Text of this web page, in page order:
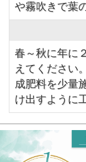
や霧吹きで葉
春～秋に年に
えてください
成肥料を少量
け出すように